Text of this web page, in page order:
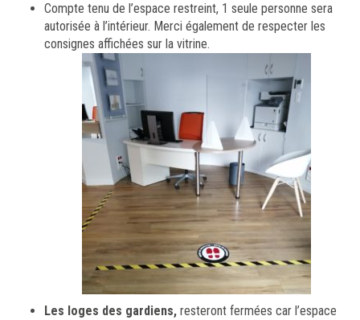
Compte tenu de l’espace restreint, 1 seule personne sera
autorisée à l’intérieur. Merci également de respecter les
consignes affichées sur la vitrine.
Les loges des gardiens, resteront fermées car l’espace